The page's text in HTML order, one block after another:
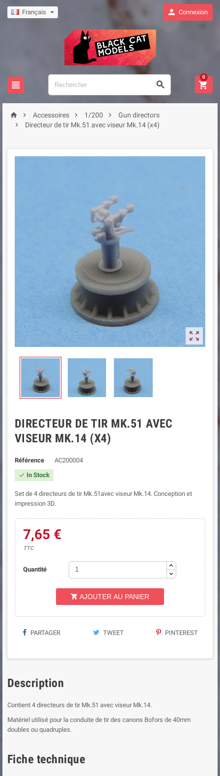
Français  Connexion
  
0
  Accessoires  1/200 
Gun directors

Directeur de tir Mk.51 avec viseur Mk.14 (x4)

DIRECTEUR DE TIR MK.51 AVEC
VISEUR MK.14 (X4)
Référence AC200004
 In Stock
Set de 4 directeurs de tir Mk.51avec viseur Mk.14. Conception et
impression 3D.
7,65 €
TTC
Quantité
 AJOUTER AU PANIER
PARTAGER TWEET PINTEREST
Description
Contient 4 directeurs de tir Mk.51 avec viseur Mk.14.
Matériel utilisé pour la conduite de tir des canons Bofors de 40mm
doubles ou quadruples.
Fiche technique